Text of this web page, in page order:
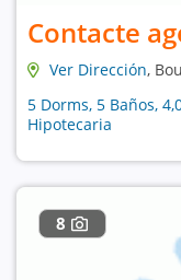
Contacte
Ver Dirección,
5 Dorms, 5 Baños,
Hipotecaria
8